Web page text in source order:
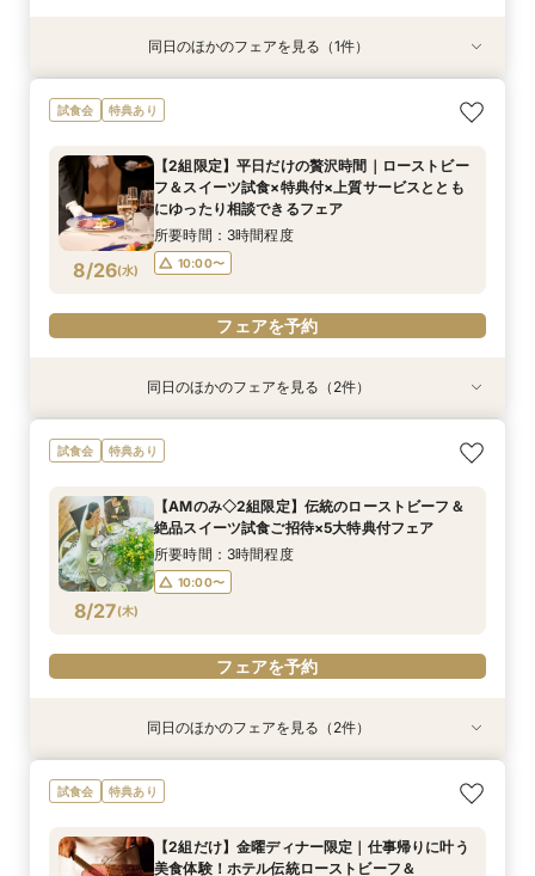
特典あり
8/24(月)
【和婚ご検討のおふたりへ】本格神殿＆1万坪の
日本庭園×話題のSATSUKIスイーツが愉しめる
所要時間：2時間程度
10:00〜
13:00〜
16:00〜
同日のほかのフェアを見る（1件）
試食会 特典あり
8/26(水)
【2組限定】平日だけの贅沢時間｜ローストビー
フ＆スイーツ試食×特典付×上質サービスととも
にゆったり相談できるフェア
所要時間：3時間程度
10:00〜
フェアを予約
特典あり
8/26(水)
【平日だからゆっくり相談】初めての見学も安
心！ホテル自慢のスイーツ×庭園×チャペル見学
10:00〜
13:00〜
16:00〜
特典あり
8/26(水)
【美しき日本の結婚式】本格神殿＆1万坪の庭園
臨む絶景会場×パティスリーSATSUKIスイーツ体
所要時間：2時間程度
16:00〜
同日のほかのフェアを見る（2件）
試食会 特典あり
8/27(木)
【AMのみ◇2組限定】伝統のローストビーフ＆
絶品スイーツ試食ご招待×5大特典付フェア
所要時間：3時間程度
10:00〜
フェアを予約
特典あり
【平日限定特典！SATSUKIスイーツ付】初見学
におすすめ！感動のセレモニー叶うチャペル見学
所要時間：2時間30分程度
特典あり
【1万坪の日本庭園】本格神殿＆庭園臨む絶景会
場×パティスリーSATSUKIスイーツが愉しめる
所要時間：2時間程度
同日のほかのフェアを見る（2件）
試食会 特典あり
【2組だけ】金曜ディナー限定｜仕事帰りに叶う
美食体験！ホテル伝統ローストビーフ＆